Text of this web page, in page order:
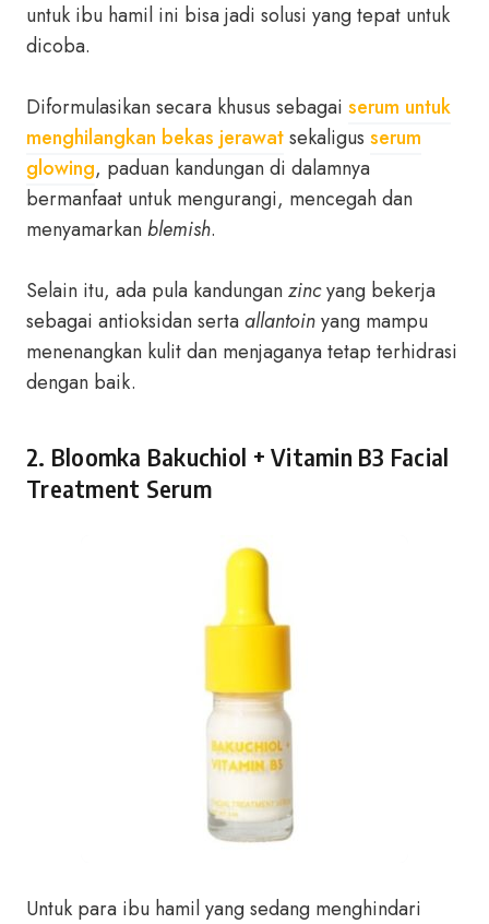
untuk ibu hamil ini bisa jadi solusi yang tepat untuk
dicoba.
Diformulasikan secara khusus sebagai serum untuk
menghilangkan bekas jerawatsekaligus serum
glowing, paduan kandungan di dalamnya
bermanfaat untuk mengurangi, mencegah dan
menyamarkanblemish.
Selain itu, ada pula kandunganzincyang bekerja
sebagai antioksidan sertaallantoinyang mampu
menenangkan kulit dan menjaganya tetap terhidrasi
dengan baik.
2. Bloomka Bakuchiol + Vitamin B3 Facial
Treatment Serum
Untuk para ibu hamil yang sedang menghindari